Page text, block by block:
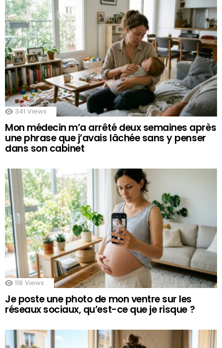
341 Views
Mon médecin m’a arrêté deux semaines après
une phrase que j’avais lâchée sans y penser
dans son cabinet
118 Views
Je poste une photo de mon ventre sur les
réseaux sociaux, qu’est-ce que je risque ?